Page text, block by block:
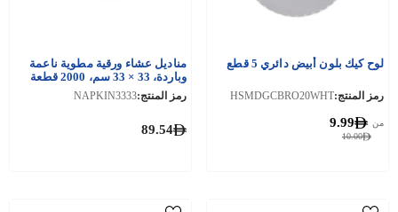
لوح كيك بلون أبيض دائري 5 قطع
رمز المنتج:HSMDGCBRO20WHT
10.00
من 9.99
مناديل عشاء ورقية مطوية ناعمة
وباردة، 33 × 33 سم، 2000 قطعة
رمز المنتج:NAPKIN3333
89.54